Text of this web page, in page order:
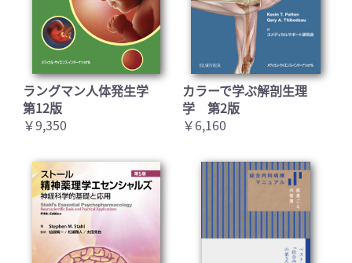
ラングマン人体発生学
第12版
￥9,350
カラーで学ぶ解剖生理
学 第2版
￥6,160